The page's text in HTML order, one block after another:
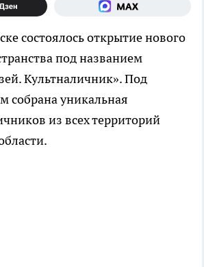
состоялось открытие нового
под названием
Культналичник». Под
собрана уникальная
из всех территорий